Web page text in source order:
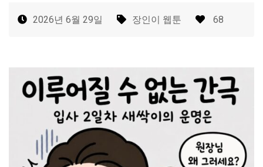
2026년 6월 29일 장인이 웹툰 68